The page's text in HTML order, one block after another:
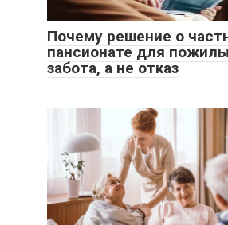
Почему решение о
пансионате для
забота, а не отказ